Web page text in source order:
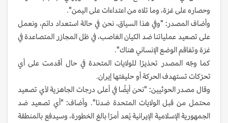
وحصاره على غزة، وما تلاه من اعتداءات على اليمن".
وأضاف المصدر: "وفي هذا السياق، نحن في حالة استعداد دائم، ونعمل
على تصعيد عملياتنا ضد الكيان الغاصب، في ظل المجازر المتصاعدة في
غزة وتفاقم الوضع الإنساني هناك".
كما وجّه المصدر تحذيرًا للولايات المتحدة في حال أقدمت على أي
تحرّكات تستهدف الحركة أو حليفتها إيران.
وقال مصدر الحوثيين: "نحن أيضًا في أعلى درجات الجاهزية لأي تصعيد
محتمل من قبل الولايات المتحدة ضدنا". وأضاف: "أي تصعيد ضد
الجمهورية الإسلامية الإيرانية يُعد أمرًا بالغ الخطورة، وسيدفع بالمنطقة